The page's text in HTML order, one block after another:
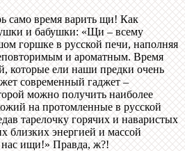
само время варить щи! Как
и бабушки: «Щи – всему
горшке в русской печи, наполняя
и ароматным. Время
которые ели наши предки очень
современный гаджет –
можно получить наиболее
на протомленные в русской
тарелочку горячих и наваристых
близких энергией и массой
ищи!» Правда, ж?!